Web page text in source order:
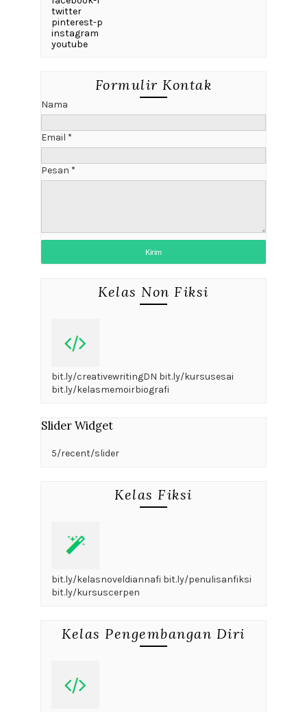
twitter
pinterest-p
instagram
youtube
Formulir Kontak
Nama
Email *
Pesan *
Kelas Non Fiksi
bit.ly/creativewritingDN bit.ly/kursusesai
bit.ly/kelasmemoirbiografi
Slider Widget
5/recent/slider
Kelas Fiksi
bit.ly/kelasnoveldiannafi bit.ly/penulisanfiksi
bit.ly/kursuscerpen
Kelas Pengembangan Diri